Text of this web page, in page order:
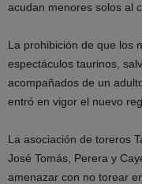
acudan menores solos al
La prohibición de que los
espectáculos taurinos,
acompañados de un
entró en vigor el nuevo
La asociación de toreros
José Tomás, Perera y
amenazar con no torear